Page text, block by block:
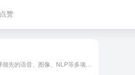
点赞